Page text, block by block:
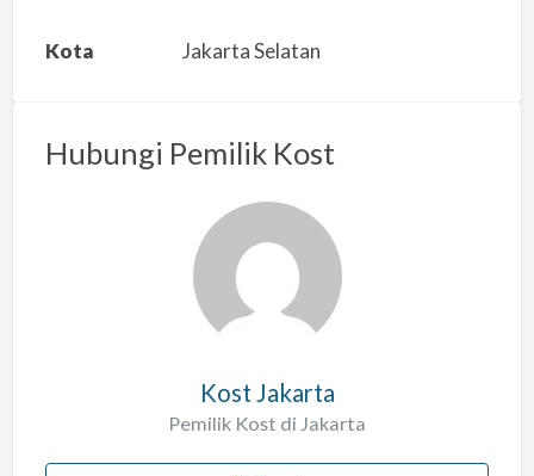
a
s
Kota Jakarta Selatan
Hubungi Pemilik Kost
Kost Jakarta
Pemilik Kost di Jakarta